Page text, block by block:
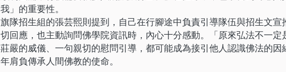
我」的重要性。
旗隊招生組的張芸熙則提到，自己在行腳途中負責引導隊伍與招生文宣
切回應，也主動詢問佛學院資訊時，內心十分感動。「原來弘法不一定
莊嚴的威儀、一句親切的慰問引導，都可能成為接引他人認識佛法的因
年肩負傳承人間佛教的使命。